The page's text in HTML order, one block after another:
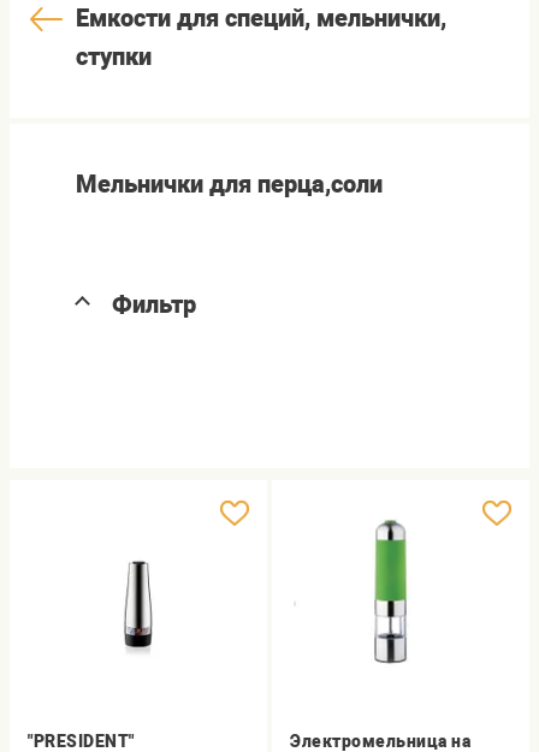
Емкости для специй, мельнички,
ступки
Мельнички для перца,соли
Фильтр
"PRESIDENT"
Электромельница на